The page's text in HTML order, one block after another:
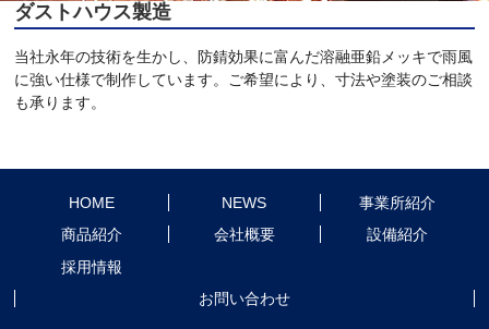
ダストハウス製造
当社永年の技術を生かし、防錆効果に富んだ溶融亜鉛メッキで雨風
に強い仕様で制作しています。ご希望により、寸法や塗装のご相談
も承ります。
HOME NEWS
事業所紹介
商品紹介
会社概要
設備紹介
採用情報
お問い合わせ